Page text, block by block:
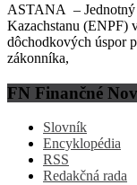
ASTANA – Jednotný
Kazachstanu (ENPF)
dôchodkových úspor
zákonníka,
FN Finančné
Slovník
Encyklopédia
RSS
Redakčná rada